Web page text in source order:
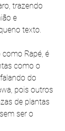
trazendo
e
texto.
Rapé, é
como o
do
pois outros
de plantas
ser o